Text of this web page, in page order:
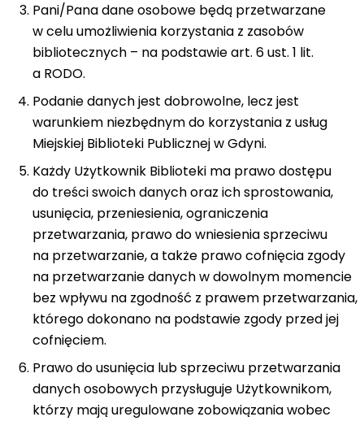
Pani/Pana dane osobowe będą przetwarzane
w celu umożliwienia korzystania z zasobów
bibliotecznych – na podstawie art. 6 ust. 1 lit.
a RODO.
Podanie danych jest dobrowolne, lecz jest
warunkiem niezbędnym do korzystania z usług
Miejskiej Biblioteki Publicznej w Gdyni.
Każdy Użytkownik Biblioteki ma prawo dostępu
do treści swoich danych oraz ich sprostowania,
usunięcia, przeniesienia, ograniczenia
przetwarzania, prawo do wniesienia sprzeciwu
na przetwarzanie, a także prawo cofnięcia zgody
na przetwarzanie danych w dowolnym momencie
bez wpływu na zgodność z prawem przetwarzania,
którego dokonano na podstawie zgody przed jej
cofnięciem.
Prawo do usunięcia lub sprzeciwu przetwarzania
danych osobowych przysługuje Użytkownikom,
którzy mają uregulowane zobowiązania wobec